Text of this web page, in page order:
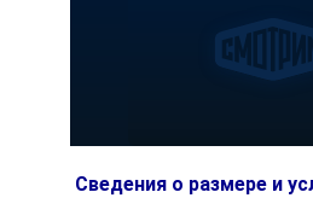
Сведения о размере и